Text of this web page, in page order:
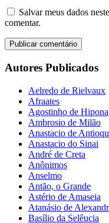
Salvar meus dados
comentar.
Autores Publicados
Aelredo de Rielvaux
Afraates
Agostinho de Hipona
Ambrosio de Milão
Anastacio de
Anastacio do Sinai
André de Creta
Anônimos
Anselmo
Antão, o Grande
Astério de Amaseia
Atanásio de
Basílio da Selêucia